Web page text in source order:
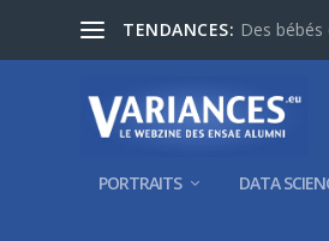
TENDANCES: Des
PORTRAITS DATA